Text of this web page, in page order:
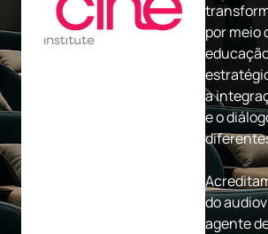
por meio
a
e o
do
agente